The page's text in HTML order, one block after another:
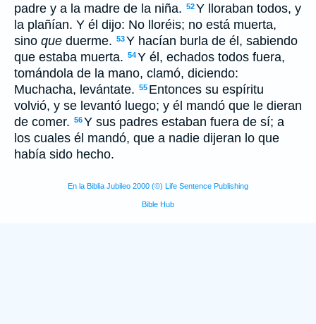
padre y a la madre de la niña. 52Y lloraban todos, y
la plañían. Y él dijo: No lloréis; no está muerta,
sino que duerme. 53Y hacían burla de él, sabiendo
que estaba muerta. 54Y él, echados todos fuera,
tomándola de la mano, clamó, diciendo:
Muchacha, levántate. 55 Entonces su espíritu
volvió, y se levantó luego; y él mandó que le dieran
de comer. 56Y sus padres estaban fuera de sí; a
los cuales él mandó, que a nadie dijeran lo que
había sido hecho.
En la Biblia Jubileo 2000 (©) Life Sentence Publishing
Bible Hub